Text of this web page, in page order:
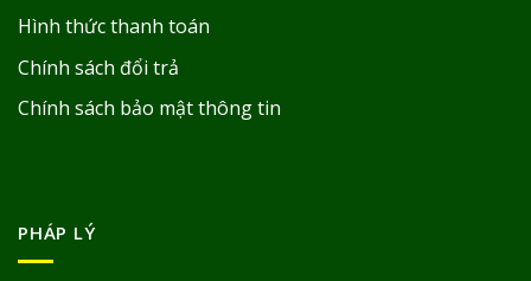
Hình thức thanh toán
Chính sách đổi trả
Chính sách bảo mật thông tin
PHÁP LÝ